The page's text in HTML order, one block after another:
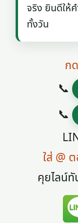
จริง ยินดีให้
ทั้งวัน
ก
📞
📞
ใส่ @
คุยไลน์